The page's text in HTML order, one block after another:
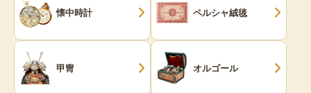
懐中時計 ペルシャ絨毯
甲冑 オルゴール